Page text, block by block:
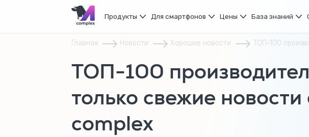
Продукты Для смартфонов Цены База знаний
Главная Новости Хорошие новости ТОП-100
ТОП-100
только свежие
complex